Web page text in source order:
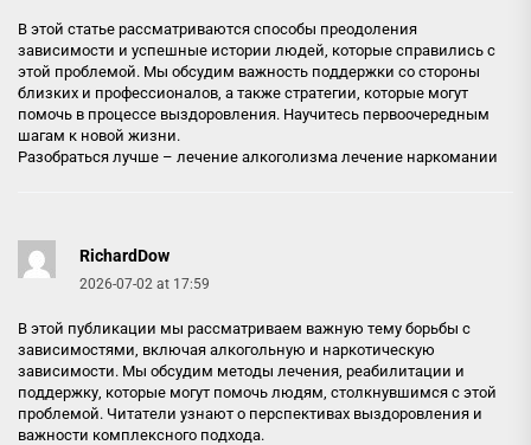
В этой статье рассматриваются способы преодоления
зависимости и успешные истории людей, которые справились с
этой проблемой. Мы обсудим важность поддержки со стороны
близких и профессионалов, а также стратегии, которые могут
помочь в процессе выздоровления. Научитесь первоочередным
шагам к новой жизни.
Разобраться лучше – лечение алкоголизма лечение наркомании
RichardDow
2026-07-02 at 17:59
В этой публикации мы рассматриваем важную тему борьбы с
зависимостями, включая алкогольную и наркотическую
зависимости. Мы обсудим методы лечения, реабилитации и
поддержку, которые могут помочь людям, столкнувшимся с этой
проблемой. Читатели узнают о перспективах выздоровления и
важности комплексного подхода.